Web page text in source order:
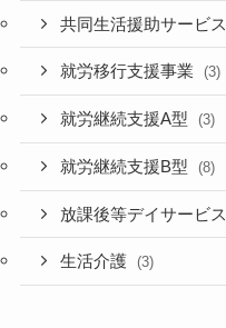
共同生活援助サービス
就労移行支援事業 (3)
就労継続支援A型 (3)
就労継続支援B型 (8)
放課後等デイサービス
生活介護 (3)